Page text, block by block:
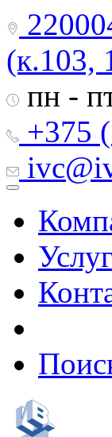
(к.103,
пн -
+375